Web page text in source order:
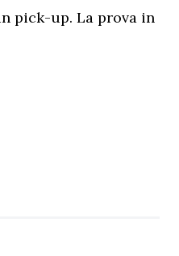
pick-up. La prova in